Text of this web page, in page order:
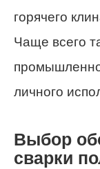
горячего
Чаще всего
личного
Выбор
сварки